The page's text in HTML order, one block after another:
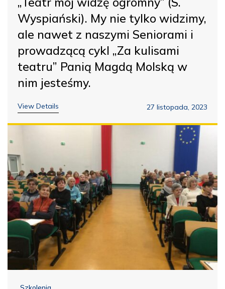
Wyspiański). My nie tylko widzimy,
ale nawet z naszymi Seniorami i
prowadzącą cykl „Za kulisami
teatru” Panią Magdą Molską w
nim jesteśmy.
View Details 27 listopada, 2023